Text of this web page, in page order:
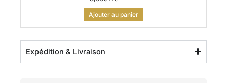
Ajouter au panier
Expédition & Livraison